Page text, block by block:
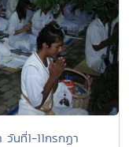
นที่1-11กรกฏา